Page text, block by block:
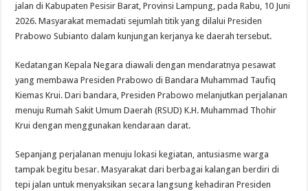
jalan di Kabupaten Pesisir Barat, Provinsi Lampung, pada Rabu, 10 Juni
2026. Masyarakat memadati sejumlah titik yang dilalui Presiden
Prabowo Subianto dalam kunjungan kerjanya ke daerah tersebut.
Kedatangan Kepala Negara diawali dengan mendaratnya pesawat
yang membawa Presiden Prabowo di Bandara Muhammad Taufiq
Kiemas Krui. Dari bandara, Presiden Prabowo melanjutkan perjalanan
menuju Rumah Sakit Umum Daerah (RSUD) K.H. Muhammad Thohir
Krui dengan menggunakan kendaraan darat.
Sepanjang perjalanan menuju lokasi kegiatan, antusiasme warga
tampak begitu besar. Masyarakat dari berbagai kalangan berdiri di
tepi jalan untuk menyaksikan secara langsung kehadiran Presiden